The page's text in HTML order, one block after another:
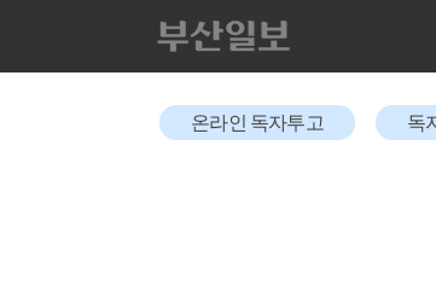
온라인 독자투고 독